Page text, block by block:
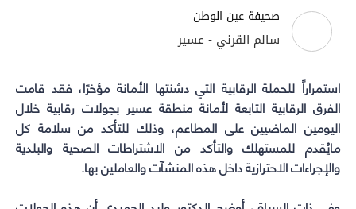
صحيفة عين الوطن
سالم القرني - عسير
استمراراً للحملة الرقابية التي دشنتها الأمانة مؤخرًا، فقد قامت
الفرق الرقابية التابعة لأمانة منطقة عسير بجولات رقابية خلال
اليومين الماضيين على المطاعم، وذلك للتأكد من سلامة كل
مايُقدم للمستهلك والتأكد من الاشتراطات الصحية والبلدية
والإجراءات الاحترازية داخل هذه المنشآت والعاملين بها.
(Opens
in
new
window)
(Opens
in
new
window)
(Opens
in
new
window)
(Opens
in
new
window)